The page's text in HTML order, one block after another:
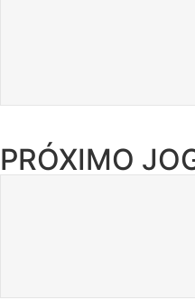
PRÓXIMO